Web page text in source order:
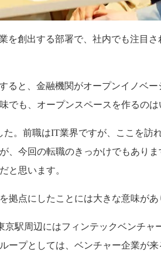
を創出する部署で、社内でも注目
ると、金融機関がオープンイノベ
も、オープンスペースを作るのは
た。前職はIT業界ですが、ここを訪
、今回の転職のきっかけでもあり
と思います。
点にしたことには大きな意味があ
京駅周辺にはフィンテックベンチ
ープとしては、ベンチャー企業が